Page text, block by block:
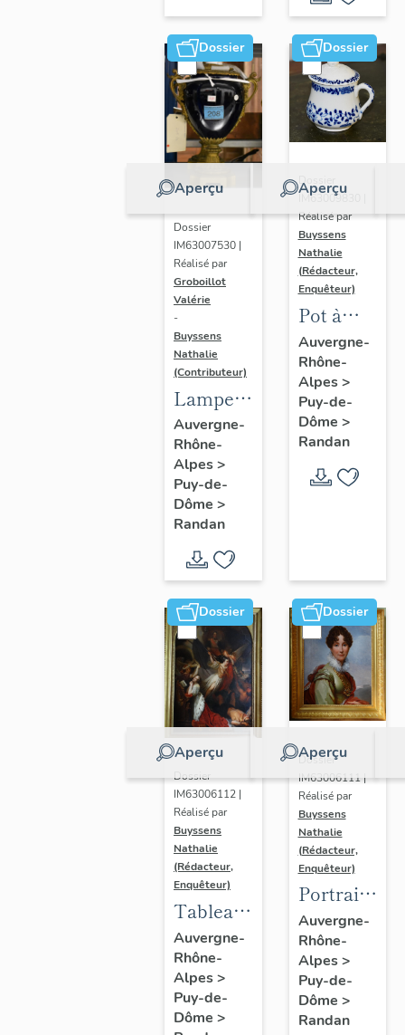
Dossier
Aperçu
Dossier
IM63007530 |
Réalisé par
Groboillot
Valérie
-
Buyssens
Nathalie
(Contributeur)
Lampe à
pétrole
n° 1
Auvergne-
Rhône-
Alpes>
Puy-de-
Dôme >
Randan
Dossier
Aperçu
Dossier
IM63009830 |
Réalisé par
Buyssens
Nathalie
(Rédacteur,
Enquêteur)
Pot à
crème n°
3
Auvergne-
Rhône-
Alpes>
Puy-de-
Dôme >
Randan
Dossier
Aperçu
Dossier
IM63006112 |
Réalisé par
Buyssens
Nathalie
(Rédacteur,
Enquêteur)
Tableau
d'Eugène
Romain
Van
Maldeghem
Auvergne-
Rhône-
Alpes>
Puy-de-
Dôme >
Dossier
Aperçu
Dossier
IM63006111 |
Réalisé par
Buyssens
Nathalie
(Rédacteur,
Enquêteur)
Portrait
d'Adélaïde
d'Orléans,
d'après
François
Gérard
Auvergne-
Rhône-
Alpes>
Puy-de-
Dôme >
Randan